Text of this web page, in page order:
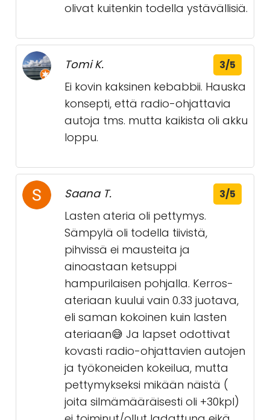
olivat kuitenkin todella ystävällisiä.
Tomi K. 3/5
Ei kovin kaksinen kebabbii. Hauska
konsepti, että radio-ohjattavia
autoja tms. mutta kaikista oli akku
loppu.
Saana T. 3/5
Lasten ateria oli pettymys.
Sämpylä oli todella tiivistä,
pihvissä ei mausteita ja
ainoastaan ketsuppi
hampurilaisen pohjalla. Kerros-
ateriaan kuului vain 0.33 juotava,
eli saman kokoinen kuin lasten
ateriaan😅 Ja lapset odottivat
kovasti radio-ohjattavien autojen
ja työkoneiden kokeilua, mutta
pettymykseksi mikään näistä (
joita silmämääräisesti oli +30kpl)